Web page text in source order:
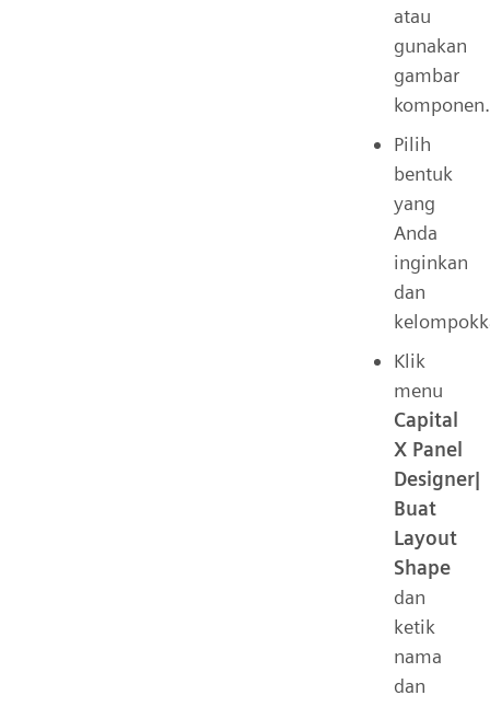
atau
gunakan
gambar
komponen.
Pilih
bentuk
yang
Anda
inginkan
dan
Klik
menu
Capital
X Panel
Designer|
Buat
Layout
Shape
dan
ketik
nama
dan